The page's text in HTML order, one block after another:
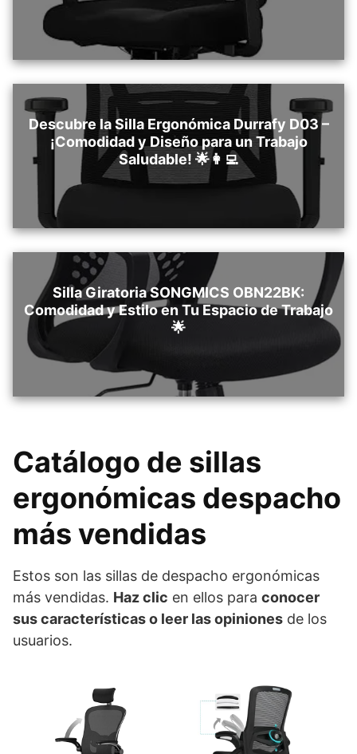
Descubre la Silla Ergonómica Durrafy ‎D03 –
¡Comodidad y Diseño para un Trabajo
Saludable! 🌟👩‍💻
Silla Giratoria SONGMICS OBN22BK:
Comodidad y Estilo en Tu Espacio de Trabajo
🌟
Catálogo de sillas
ergonómicas despacho
más vendidas
Estos son las sillas de despacho ergonómicas
más vendidas. Haz clic en ellos para conocer
sus características o leer las opiniones de los
usuarios.